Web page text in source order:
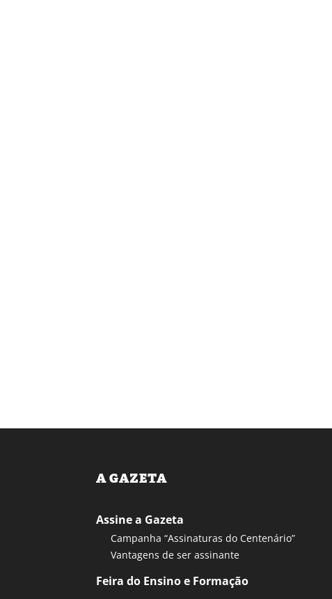
A GAZETA
Assine a Gazeta
Campanha “Assinaturas do Centenário”
Vantagens de ser assinante
Feira do Ensino e Formação